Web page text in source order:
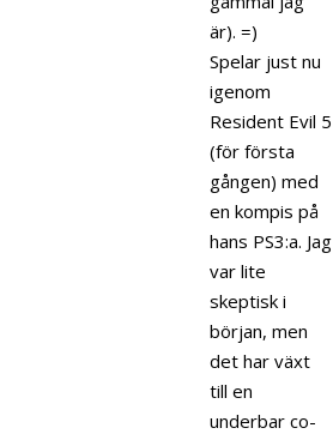
är). =)
Spelar just nu
igenom
Resident Evil 5
(för första
gången) med
en kompis på
hans PS3:a. Jag
var lite
skeptisk i
början, men
det har växt
till en
underbar co-